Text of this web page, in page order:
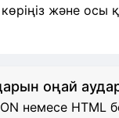
және
оңай
немесе HTML